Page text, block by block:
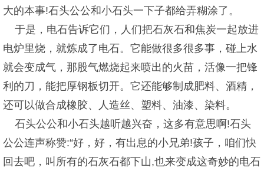
大的本事!石头公公和小石头一下子都给弄糊涂了。
于是，电石告诉它们，人们把石灰石和焦炭一起放进
电炉里烧，就炼成了电石。它能做很多很多事，碰上水
就会变成气，那股气燃烧起来喷出的火苗，活像一把锋
利的刀，能把厚钢板切开。它还能够制成肥料、酒精，
还可以做合成橡胶、人造丝、塑料、油漆、染料。
石头公公和小石头越听越兴奋，这多有意思啊!石头
公公连声称赞:“好，好，有出息的小兄弟!孩子，咱们快
回去吧，叫所有的石灰石都下山,也来变成这奇妙的电石